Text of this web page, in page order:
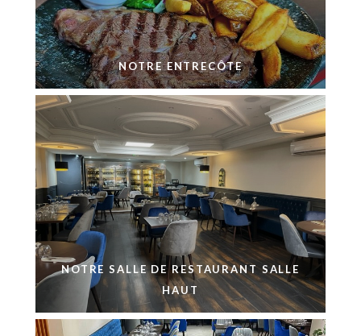
NOTRE ENTRECÔTE
NOTRE SALLE DE RESTAURANT SALLE
HAUT